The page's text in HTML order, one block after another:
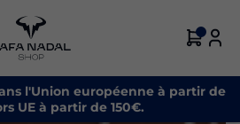
l'Union européenne à partir de
UE à partir de 150€.